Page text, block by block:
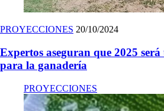
PROYECCIONES 20/10/2024
Expertos aseguran que 2025
para la ganadería
PROYECCIONES